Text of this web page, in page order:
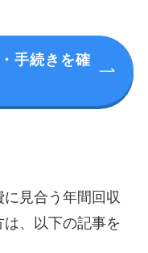
手続きを確
見合う年間回収
、以下の記事を